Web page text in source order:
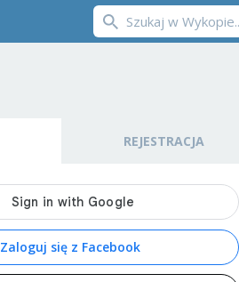
REJESTRACJA
Zaloguj się z Facebook